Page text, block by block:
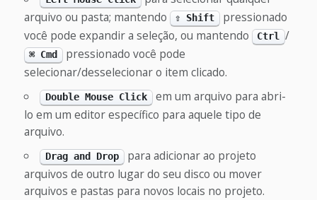
arquivo ou pasta; mantendo
⇧ Shift
pressionado
você pode expandir a seleção, ou mantendo
Ctrl /
⌘ Cmd
pressionado você pode
selecionar/desselecionar o item clicado.
Double Mouse Click em um arquivo para abri-
lo em um editor específico para aquele tipo de
arquivo.
Drag and Drop para adicionar ao projeto
arquivos de outro lugar do seu disco ou mover
arquivos e pastas para novos locais no projeto.